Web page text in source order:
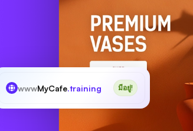
wwwMyCafe.training มีอยู่!